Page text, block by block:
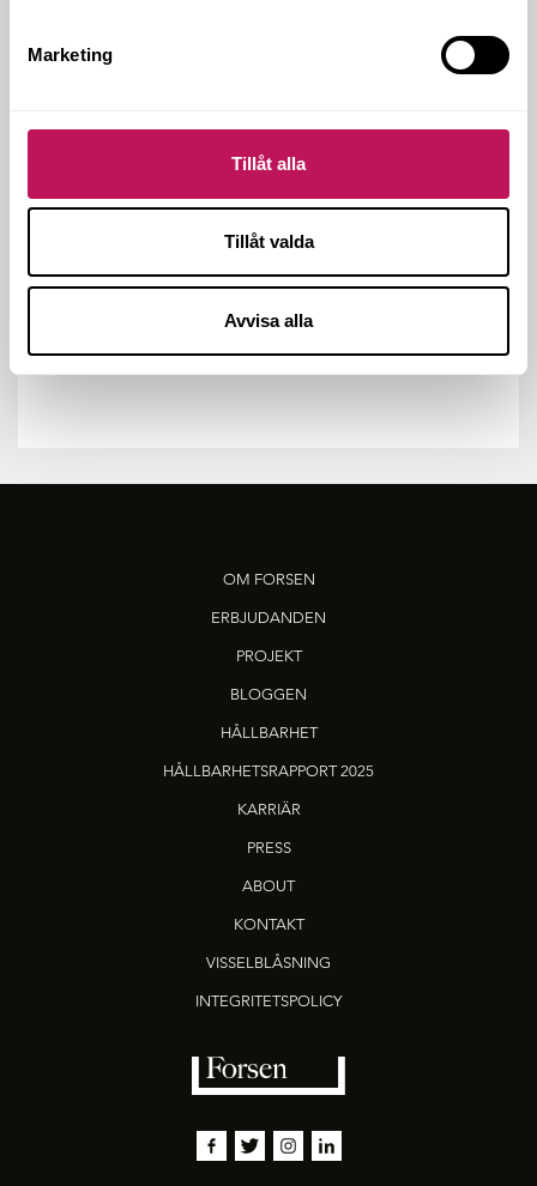
Marketing
Tillåt alla
Tillåt valda
Avvisa alla
OM FORSEN
ERBJUDANDEN
PROJEKT
BLOGGEN
HÅLLBARHET
HÅLLBARHETSRAPPORT 2025
KARRIÄR
PRESS
ABOUT
KONTAKT
VISSELBLÅSNING
INTEGRITETSPOLICY